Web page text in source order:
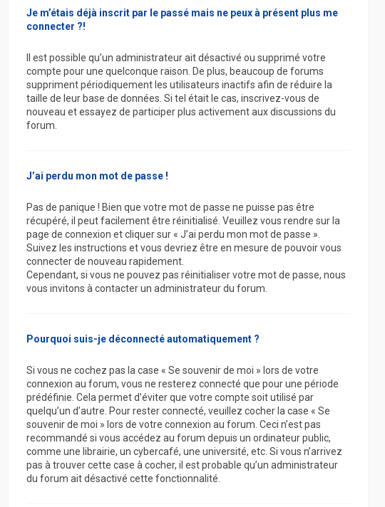
Je m’étais déjà inscrit par le passé mais ne peux à présent plus me
connecter ?!
Il est possible qu’un administrateur ait désactivé ou supprimé votre
compte pour une quelconque raison. De plus, beaucoup de forums
suppriment périodiquement les utilisateurs inactifs afin de réduire la
taille de leur base de données. Si tel était le cas, inscrivez-vous de
nouveau et essayez de participer plus activement aux discussions du
forum.
J’ai perdu mon mot de passe !
Pas de panique ! Bien que votre mot de passe ne puisse pas être
récupéré, il peut facilement être réinitialisé. Veuillez vous rendre sur la
page de connexion et cliquer sur « J’ai perdu mon mot de passe ».
Suivez les instructions et vous devriez être en mesure de pouvoir vous
connecter de nouveau rapidement.
Cependant, si vous ne pouvez pas réinitialiser votre mot de passe, nous
vous invitons à contacter un administrateur du forum.
Pourquoi suis-je déconnecté automatiquement ?
Si vous ne cochez pas la case « Se souvenir de moi » lors de votre
connexion au forum, vous ne resterez connecté que pour une période
prédéfinie. Cela permet d’éviter que votre compte soit utilisé par
quelqu’un d’autre. Pour rester connecté, veuillez cocher la case « Se
souvenir de moi » lors de votre connexion au forum. Ceci n’est pas
recommandé si vous accédez au forum depuis un ordinateur public,
comme une librairie, un cybercafé, une université, etc. Si vous n’arrivez
pas à trouver cette case à cocher, il est probable qu’un administrateur
du forum ait désactivé cette fonctionnalité.